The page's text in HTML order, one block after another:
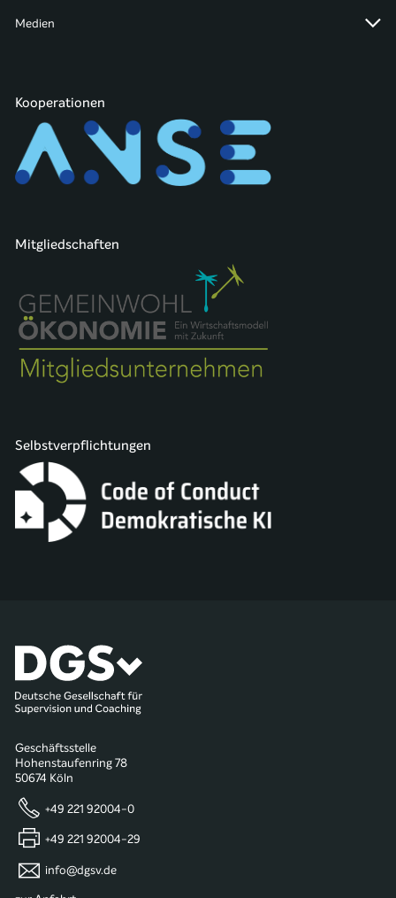
Medien
Kooperationen
Mitgliedschaften
Selbstverpflichtungen
Geschäftsstelle
Hohenstaufenring 78
50674 Köln
+49 221 92004-0
+49 221 92004-29
info@dgsv.de